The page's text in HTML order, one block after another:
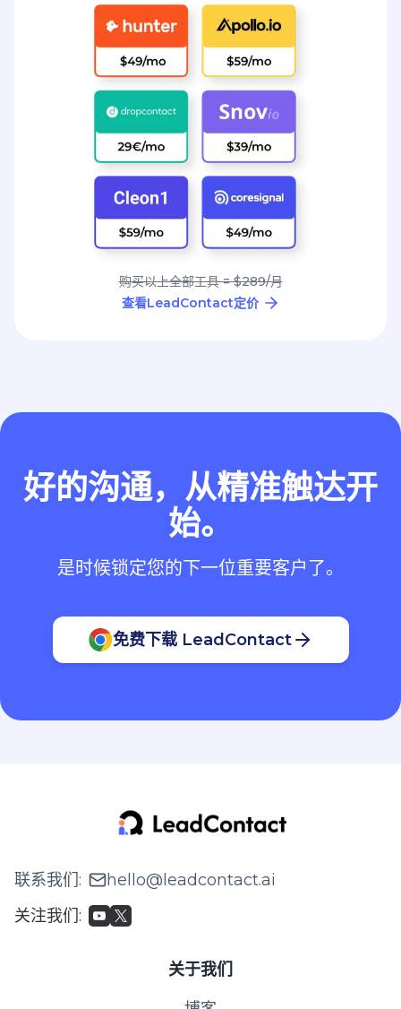
购买以上全部工具 = $289/月
查看LeadContact定价
好的沟通，从精准触达开
始。
是时候锁定您的下一位重要客户了。
免费下载 LeadContact
联系我们:
hello@leadcontact.ai
关注我们:
关于我们